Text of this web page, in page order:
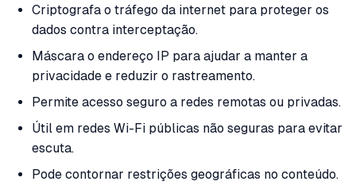
Criptografa o tráfego da internet para proteger os
dados contra interceptação.
Máscara o endereço IP para ajudar a manter a
privacidade e reduzir o rastreamento.
Permite acesso seguro a redes remotas ou privadas.
Útil em redes Wi-Fi públicas não seguras para evitar
escuta.
Pode contornar restrições geográficas no conteúdo.